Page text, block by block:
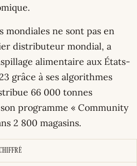
mondiales ne sont pas en
distributeur mondial, a
alimentaire aux États-
grâce à ses algorithmes
66 000 tonnes
programme « Community
2 800 magasins.